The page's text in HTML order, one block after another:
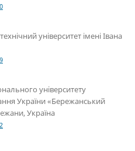
університет імені Івана
університету
України «Бережанський
Україна